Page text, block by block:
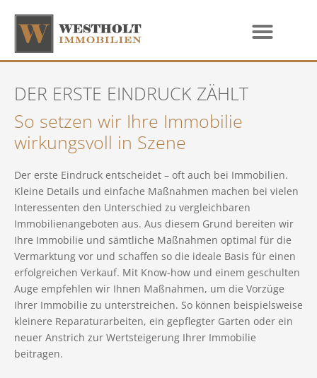
DER ERSTE EINDRUCK ZÄHLT
So setzen wir Ihre Immobilie
wirkungsvoll in Szene
Der erste Eindruck entscheidet – oft auch bei Immobilien.
Kleine Details und einfache Maßnahmen machen bei vielen
Interessenten den Unterschied zu vergleichbaren
Immobilienangeboten aus. Aus diesem Grund bereiten wir
Ihre Immobilie und sämtliche Maßnahmen optimal für die
Vermarktung vor und schaffen so die ideale Basis für einen
erfolgreichen Verkauf. Mit Know-how und einem geschulten
Auge empfehlen wir Ihnen Maßnahmen, um die Vorzüge
Ihrer Immobilie zu unterstreichen. So können beispielsweise
kleinere Reparaturarbeiten, ein gepflegter Garten oder ein
neuer Anstrich zur Wertsteigerung Ihrer Immobilie
beitragen.